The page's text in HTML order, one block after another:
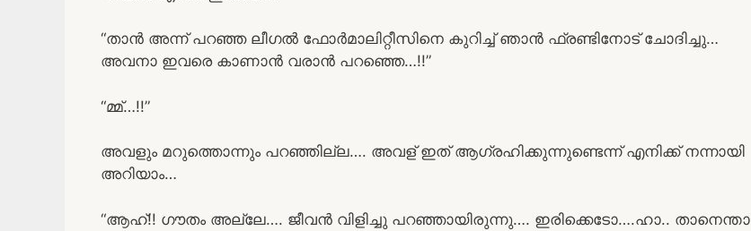
“താൻ അന്ന് പറഞ്ഞ ലീഗൽ ഫോർമാലിറ്റീസിനെ കുറിച്ച് ഞാൻ ഫ്രണ്ടിനോട് ചോദിച്ചു…
അവനാ ഇവരെ കാണാൻ വരാൻ പറഞ്ഞെ…!!”
“മ്മ്…!!”
അവളും മറുത്തൊന്നും പറഞ്ഞില്ല…. അവള് ഇത് ആഗ്രഹിക്കുന്നുണ്ടെന്ന് എനിക്ക് നന്നായി
അറിയാം…
“ആഹ്!! ഗൗതം അല്ലേ…. ജീവൻ വിളിച്ചു പറഞ്ഞായിരുന്നു…. ഇരിക്കെടോ….ഹാ.. താനെന്താ